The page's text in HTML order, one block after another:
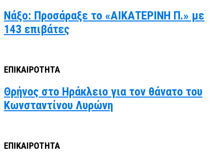
Νάξο: Προσάραξε το «ΑΙΚΑΤΕΡΙΝΗ Π.» με
143 επιβάτες
ΕΠΙΚΑΙΡΟΤΗΤΑ
Θρήνος στο Ηράκλειο για τον θάνατο του
Κωνσταντίνου Λυρώνη
ΕΠΙΚΑΙΡΟΤΗΤΑ